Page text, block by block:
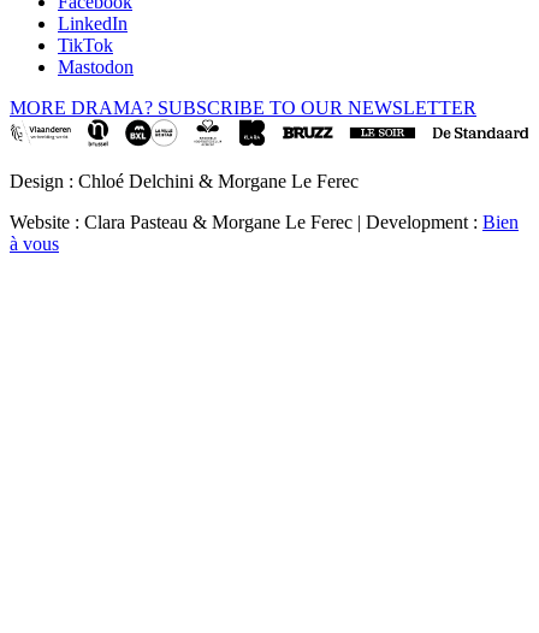
LinkedIn
TikTok
Mastodon
MORE DRAMA? SUBSCRIBE TO OUR NEWSLETTER
Design : Chloé Delchini & Morgane Le Ferec
Website : Clara Pasteau & Morgane Le Ferec | Development : Bien
à vous